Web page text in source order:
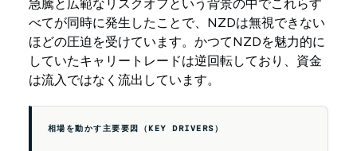
急騰と広範なリスクオフという背景の中でこれらす
べてが同時に発生したことで、NZDは無視できない
ほどの圧迫を受けています。かつてNZDを魅力的に
していたキャリートレードは逆回転しており、資金
は流入ではなく流出しています。
相場を動かす主要要因（KEY DRIVERS）